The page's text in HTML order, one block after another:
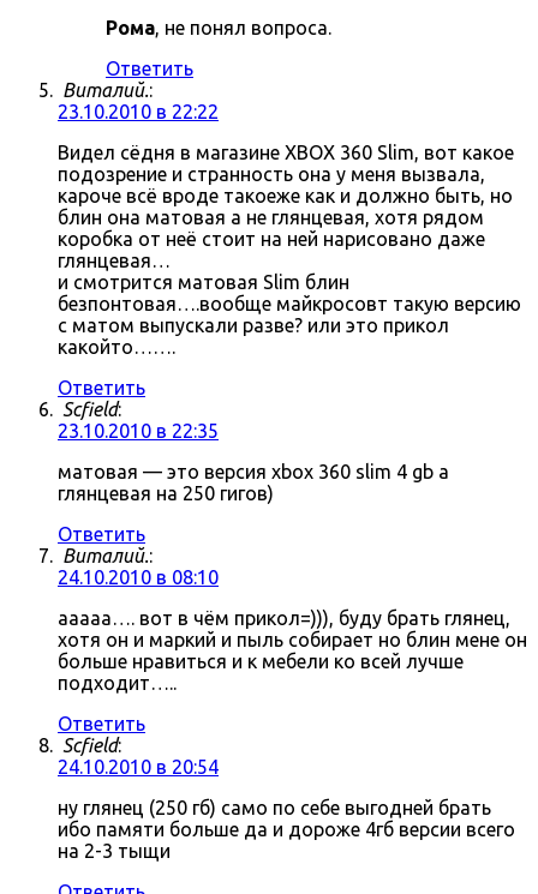
Рома, не понял вопроса.
Ответить
Виталий.:
23.10.2010 в 22:22
Видел сёдня в магазине XBOX 360 Slim, вот какое
подозрение и странность она у меня вызвала,
кароче всё вроде такоеже как и должно быть, но
блин она матовая а не глянцевая, хотя рядом
коробка от неё стоит на ней нарисовано даже
глянцевая…
и смотрится матовая Slim блин
безпонтовая….вообще майкросовт такую версию
с матом выпускали разве? или это прикол
какойто…….
Ответить
Scfield:
23.10.2010 в 22:35
матовая — это версия xbox 360 slim 4 gb а
глянцевая на 250 гигов)
Ответить
Виталий.:
24.10.2010 в 08:10
ааааа…. вот в чём прикол=))), буду брать глянец,
хотя он и маркий и пыль собирает но блин мене он
больше нравиться и к мебели ко всей лучше
подходит…..
Ответить
Scfield:
24.10.2010 в 20:54
ну глянец (250 гб) само по себе выгодней брать
ибо памяти больше да и дороже 4гб версии всего
на 2-3 тыщи